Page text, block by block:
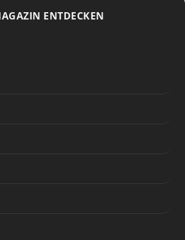
ENTDECKEN